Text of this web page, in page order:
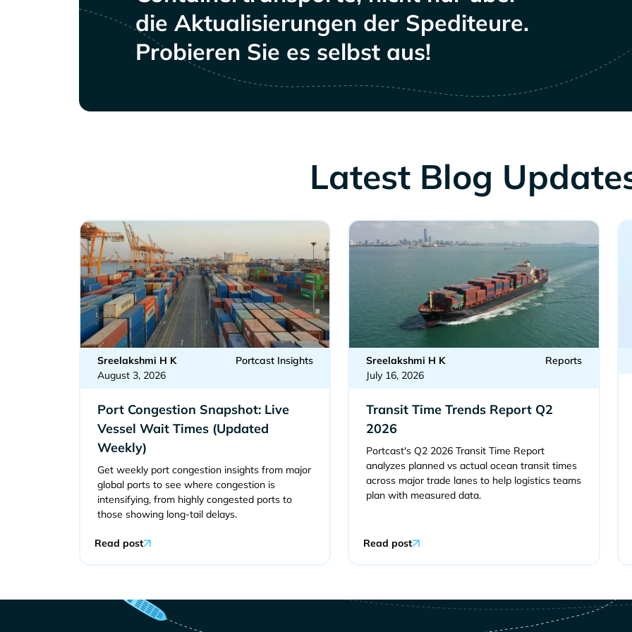
die Aktualisierungen der Spediteure.
Probieren Sie es selbst aus!
Latest Blog
Sreelakshmi H K
August 3, 2026
Portcast Insights
Port Congestion Snapshot: Live
Vessel Wait Times (Updated
Weekly)
Get weekly port congestion insights from major
global ports to see where congestion is
intensifying, from highly congested ports to
those showing long-tail delays.
Read post
Sreelakshmi H K
July 16, 2026
Reports
Transit Time Trends Report Q2
2026
Portcast's Q2 2026 Transit Time Report
analyzes planned vs actual ocean transit times
across major trade lanes to help logistics teams
plan with measured data.
Read post